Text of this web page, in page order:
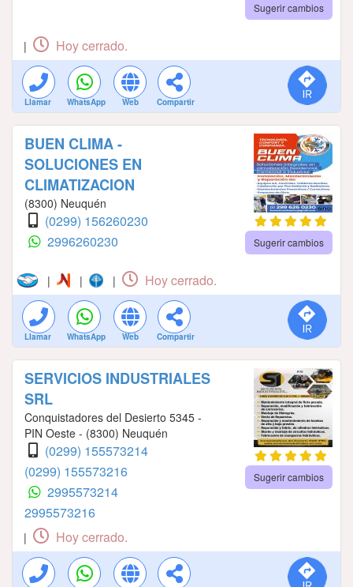
Sugerir cambios
| Hoy cerrado.
Llamar WhatsApp Web Compartir
BUEN CLIMA -
SOLUCIONES EN
CLIMATIZACION
(8300) Neuquén
(0299) 156260230
2996260230
Sugerir cambios
| | | Hoy cerrado.
Llamar WhatsApp Web Compartir
SERVICIOS INDUSTRIALES
SRL
Conquistadores del Desierto 5345 -
PIN Oeste - (8300) Neuquén
(0299) 155573214
(0299) 155573216
2995573214
2995573216
Sugerir cambios
| Hoy cerrado.